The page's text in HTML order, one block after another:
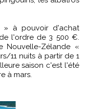
» à pouvoir d'achat
l'ordre de 3 500 €.
Nouvelle-Zélande «
11 nuits à partir de 1
saison c'est l'été
à mars.